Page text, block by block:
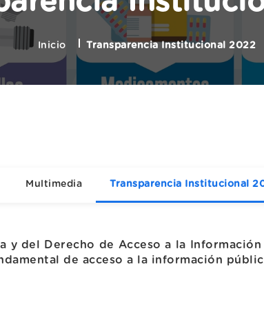
Inicio Transparencia Institucional 2022
Multimedia Transparencia Institucional
y del Derecho de Acceso a la
de acceso a la información